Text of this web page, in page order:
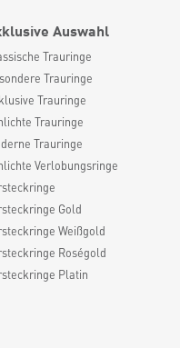
Auswahl
Trauringe
Trauringe
Trauringe
Trauringe
Trauringe
Verlobungsringe
Gold
Weißgold
Roségold
Platin